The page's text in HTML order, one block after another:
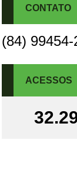
CONTATO
(84) 99454-
ACESSOS